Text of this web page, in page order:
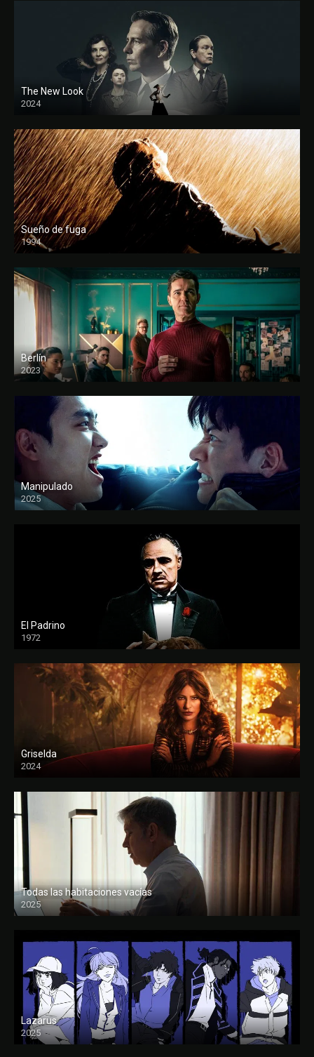
The New Look
2024
Sueño de fuga
1994
FULL HD
Berlín
2023
Manipulado
2025
El Padrino
1972
FULL HD
Griselda
2024
Todas las habitaciones vacías
2025
FULL HD
Lazarus
2025